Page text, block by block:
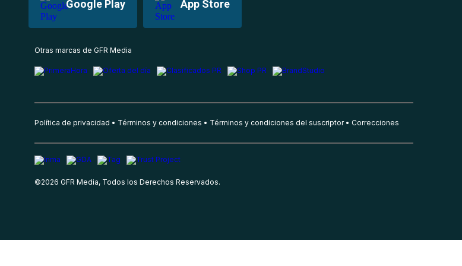
Google Play App Store
Otras marcas de GFR Media
Política de privacidad Términos y condiciones Términos y condiciones del suscriptor Correcciones
©2026 GFR Media, Todos los Derechos Reservados.